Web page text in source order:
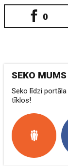
0
SEKO MUMS
Seko līdzi
tīklos!